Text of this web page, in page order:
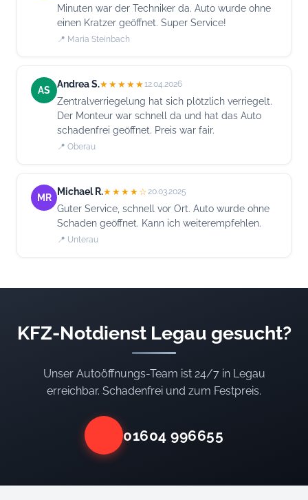
Minuten war der Techniker da. Auto wurde ohne
einen Kratzer geöffnet. Super Service!
📍 Maria Steinbach
AS
Andrea S.★★★★★12.04.2026
Zentralverriegelung hat sich plötzlich verriegelt.
Der Monteur war schnell da und hat das Auto
schadenfrei geöffnet. Preis war fair.
📍 Oberau
MR
Michael R.★★★★☆20.03.2025
Guter Service, schnell vor Ort. Auto wurde ohne
Schaden geöffnet. Kann ich weiterempfehlen.
📍 Unterau
KFZ-Notdienst Legau gesucht?
Unser Autoöffnungs-Team ist 24/7 in Legau
erreichbar. Schadenfrei und zum Festpreis.
01604 996655